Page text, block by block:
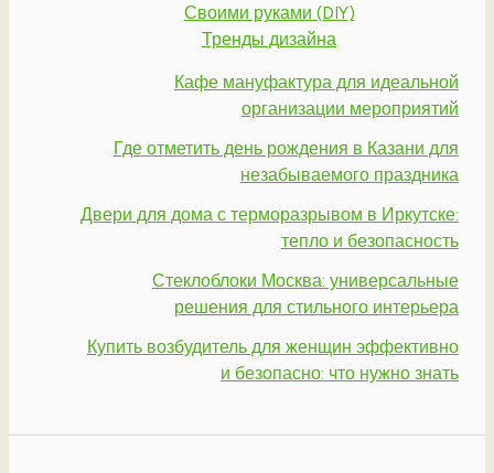
Своими руками (DIY)
Тренды дизайна
Кафе мануфактура для идеальной
организации мероприятий
Где отметить день рождения в Казани для
незабываемого праздника
Двери для дома с терморазрывом в Иркутске:
тепло и безопасность
Стеклоблоки Москва: универсальные
решения для стильного интерьера
Купить возбудитель для женщин эффективно
и безопасно: что нужно знать